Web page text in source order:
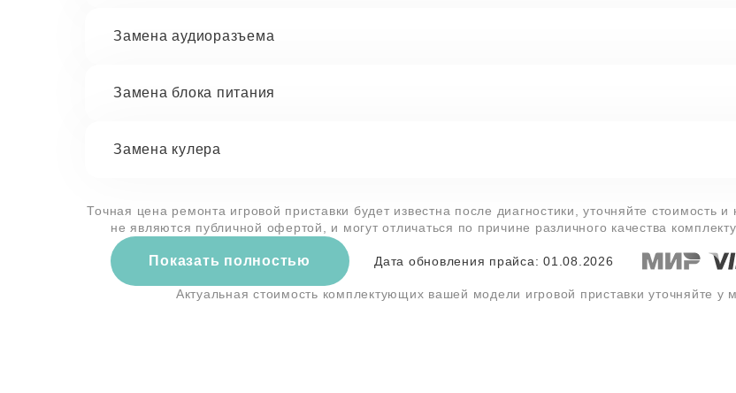
Замена аудиоразъема
Замена блока питания
Замена кулера
Точная цена ремонта игровой приставки будет известна после диагностики, уточняйте стоимость
не являются публичной офертой, и могут отличаться по причине различного качества
Показать полностью Дата обновления прайса: 01.08.2026
Актуальная стоимость комплектующих вашей модели игровой приставки уточняйте